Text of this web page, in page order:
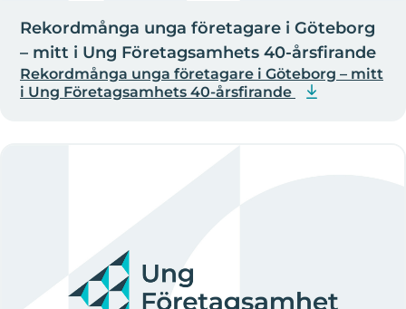
Rekordmånga unga företagare i Göteborg
– mitt i Ung Företagsamhets 40-årsfirande
Rekordmånga unga företagare i Göteborg – mitt
i Ung Företagsamhets 40-årsfirande